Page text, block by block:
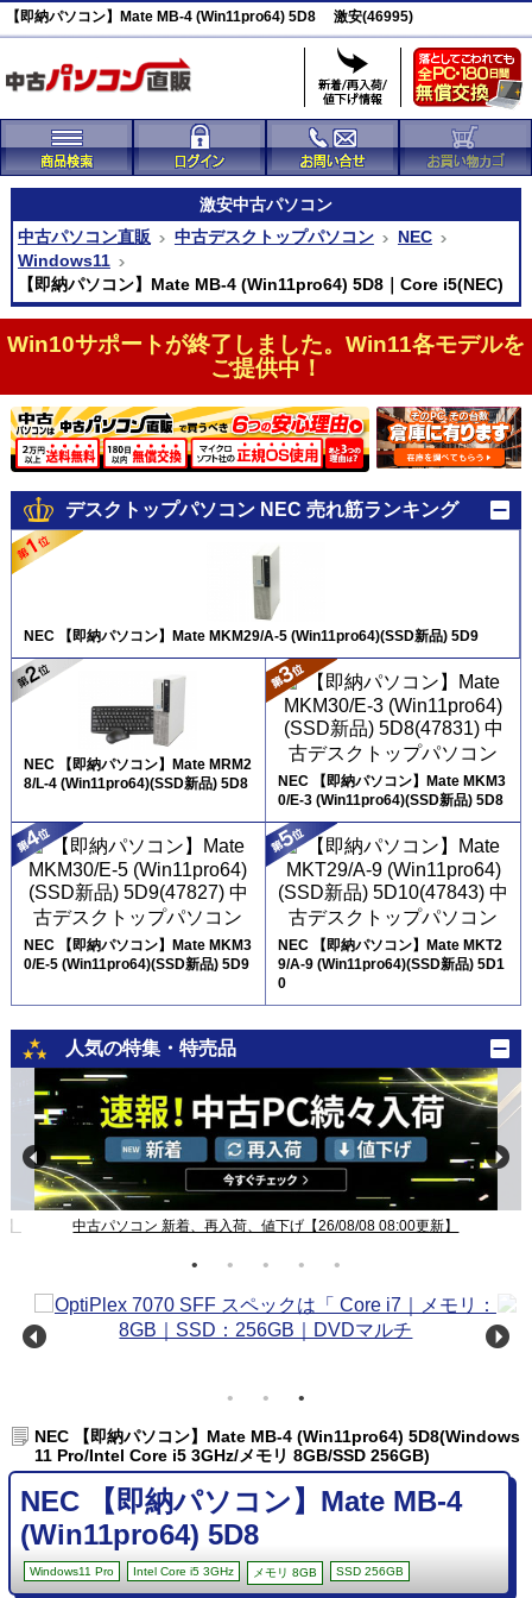
【即納パソコン】Mate MB-4 (Win11pro64) 5D8 激安(46995)
激安中古パソコン
中古パソコン直販
中古デスクトップパソコン
NEC
Windows11
【即納パソコン】Mate MB-4 (Win11pro64) 5D8｜Core i5(NEC)
Win10サポートが終了しました。Win11各モデルを
ご提供中！
デスクトップパソコン NEC 売れ筋ランキング
NEC 【即納パソコン】Mate MKM29/A-5 (Win11pro64)(SSD新品) 5D9
NEC 【即納パソコン】Mate MRM2
8/L-4 (Win11pro64)(SSD新品) 5D8
NEC 【即納パソコン】Mate MKM3
0/E-3 (Win11pro64)(SSD新品) 5D8
NEC 【即納パソコン】Mate MKM3
0/E-5 (Win11pro64)(SSD新品) 5D9
NEC 【即納パソコン】Mate MKT2
9/A-9 (Win11pro64)(SSD新品) 5D1
0
人気の特集・特売品
中古パソコン 新着、再入荷、値下げ【26/08/08 08:00更新】
NEC 【即納パソコン】Mate MB-4 (Win11pro64) 5D8(Windows
11 Pro/Intel Core i5 3GHz/メモリ 8GB/SSD 256GB)
NEC 【即納パソコン】Mate MB-4
(Win11pro64) 5D8
Windows11 Pro Intel Core i5 3GHz メモリ 8GB SSD 256GB